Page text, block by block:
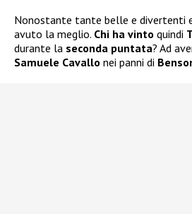
Nonostante tante belle e divertenti
avuto la meglio. Chi ha vinto quindi
durante la seconda puntata? Ad
Samuele Cavallo nei panni di